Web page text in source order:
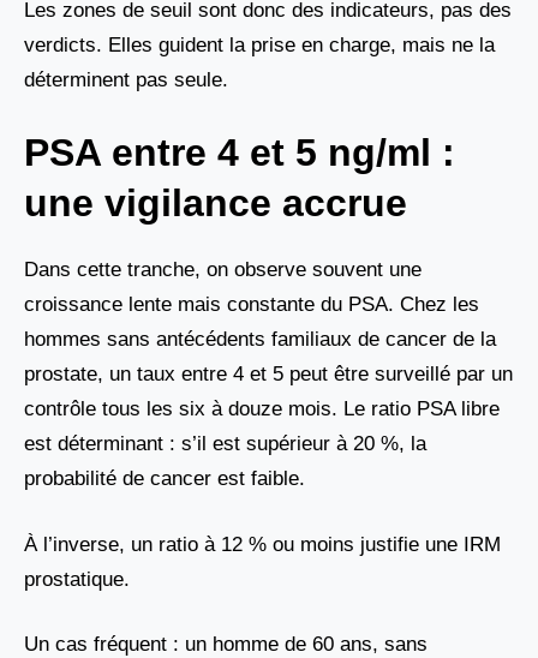
Les zones de seuil sont donc des indicateurs, pas des
verdicts. Elles guident la prise en charge, mais ne la
déterminent pas seule.
PSA entre 4 et 5 ng/ml :
une vigilance accrue
Dans cette tranche, on observe souvent une
croissance lente mais constante du PSA. Chez les
hommes sans antécédents familiaux de cancer de la
prostate, un taux entre 4 et 5 peut être surveillé par un
contrôle tous les six à douze mois. Le ratio PSA libre
est déterminant : s’il est supérieur à 20 %, la
probabilité de cancer est faible.
À l’inverse, un ratio à 12 % ou moins justifie une IRM
prostatique.
Un cas fréquent : un homme de 60 ans, sans